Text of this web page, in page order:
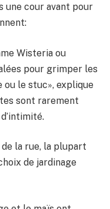
une cour avant pour
Wisteria ou
pour grimper les
le stuc», explique
sont rarement
de la rue, la plupart
de jardinage